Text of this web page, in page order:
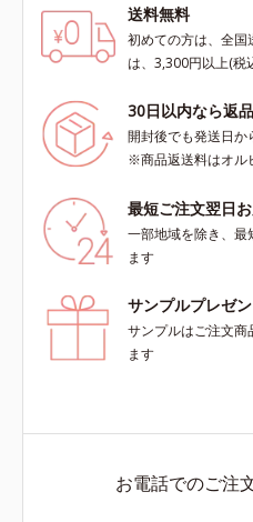
送料無料
初めての方は、全
は、3,300円以上(税
30日以内なら返
開封後でも発送日
※商品返送料はオル
最短ご注文翌日
一部地域を除き、最
ます
サンプルプレゼ
サンプルはご注文商
ます
お電話でのご注